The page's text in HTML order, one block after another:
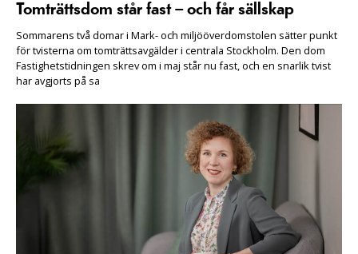
Tomträttsdom står fast – och får sällskap
Sommarens två domar i Mark- och miljööverdomstolen sätter punkt
för tvisterna om tomträttsavgälder i centrala Stockholm. Den dom
Fastighetstidningen skrev om i maj står nu fast, och en snarlik tvist
har avgjorts på sa